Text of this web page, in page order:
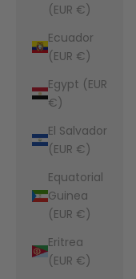
(EUR €)
Ecuador
(EUR €)
Egypt (EUR
€)
El Salvador
(EUR €)
Equatorial
Guinea
(EUR €)
Eritrea
(EUR €)